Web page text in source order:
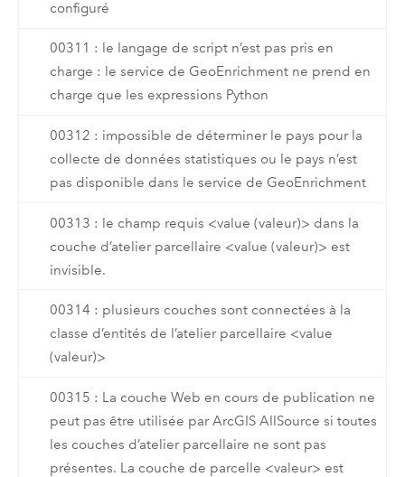
configuré
00311 : le langage de script n’est pas pris en
charge : le service de GeoEnrichment ne prend en
charge que les expressions Python
00312 : impossible de déterminer le pays pour la
collecte de données statistiques ou le pays n’est
pas disponible dans le service de GeoEnrichment
00313 : le champ requis <value (valeur)> dans la
couche d’atelier parcellaire <value (valeur)> est
invisible.
00314 : plusieurs couches sont connectées à la
classe d’entités de l’atelier parcellaire <value
(valeur)>
00315 : La couche Web en cours de publication ne
peut pas être utilisée par ArcGIS AllSource si toutes
les couches d’atelier parcellaire ne sont pas
présentes. La couche de parcelle <valeur> est